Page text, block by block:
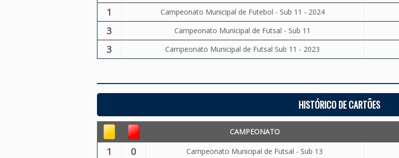
1 Campeonato Municipal de Futebol - Sub 11 - 2024
3 Campeonato Municipal de Futsal - Sub 11
3 Campeonato Municipal de Futsal Sub 11 - 2023
HISTÓRICO DE CARTÕES
CAMPEONATO
1 0 Campeonato Municipal de Futsal - Sub 13